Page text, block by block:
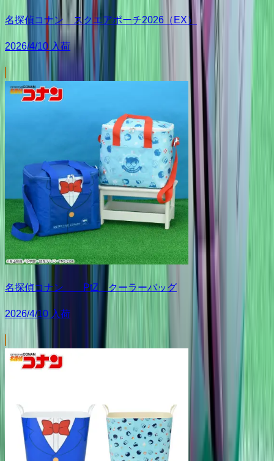
名探偵コナン スクエアポーチ2026（EX）
2026/4/10 入荷
名探偵コナン PtZ クーラーバッグ
2026/4/10 入荷